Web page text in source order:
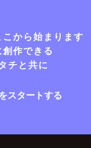
から始まります
作できる
チと共に
スタートする